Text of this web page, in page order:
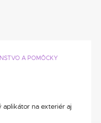
A POMÔCKY
na exteriér aj